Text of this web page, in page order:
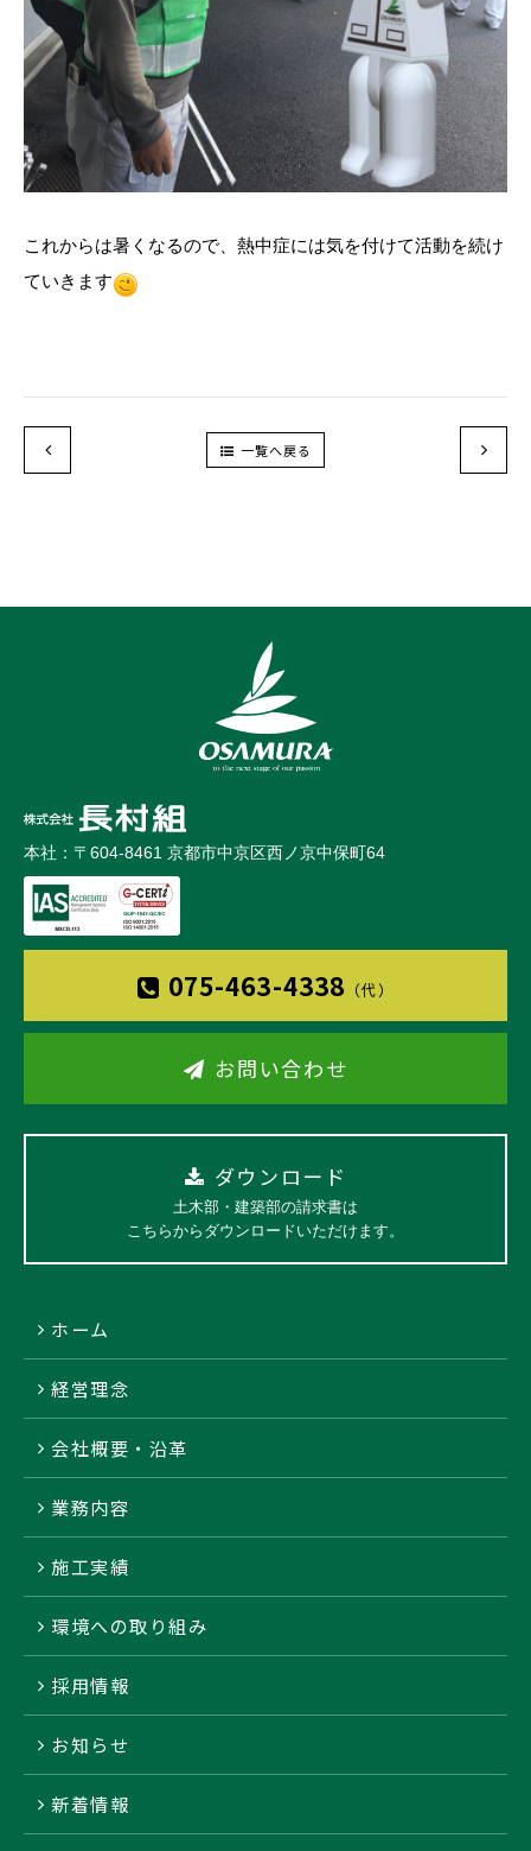
これからは暑くなるので、熱中症には気を付けて活動を続け
ていきます
一覧へ戻る
本社：〒604-8461 京都市中京区西ノ京中保町64
075-463-4338（代）
お問い合わせ
ダウンロード
土木部・建築部の請求書は
こちらからダウンロードいただけます。
ホーム
経営理念
会社概要・沿革
業務内容
施工実績
環境への取り組み
採用情報
お知らせ
新着情報